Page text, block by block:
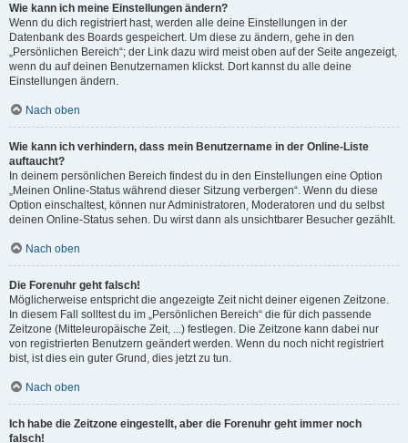
Wie kann ich meine Einstellungen ändern?
Wenn du dich registriert hast, werden alle deine Einstellungen in der
Datenbank des Boards gespeichert. Um diese zu ändern, gehe in den
„Persönlichen Bereich“; der Link dazu wird meist oben auf der Seite angezeigt,
wenn du auf deinen Benutzernamen klickst. Dort kannst du alle deine
Einstellungen ändern.
Nach oben
Wie kann ich verhindern, dass mein Benutzername in der Online-Liste
auftaucht?
In deinem persönlichen Bereich findest du in den Einstellungen eine Option
„Meinen Online-Status während dieser Sitzung verbergen“. Wenn du diese
Option einschaltest, können nur Administratoren, Moderatoren und du selbst
deinen Online-Status sehen. Du wirst dann als unsichtbarer Besucher gezählt.
Nach oben
Die Forenuhr geht falsch!
Möglicherweise entspricht die angezeigte Zeit nicht deiner eigenen Zeitzone.
In diesem Fall solltest du im „Persönlichen Bereich“ die für dich passende
Zeitzone (Mitteleuropäische Zeit, ...) festlegen. Die Zeitzone kann dabei nur
von registrierten Benutzern geändert werden. Wenn du noch nicht registriert
bist, ist dies ein guter Grund, dies jetzt zu tun.
Nach oben
Ich habe die Zeitzone eingestellt, aber die Forenuhr geht immer noch
falsch!